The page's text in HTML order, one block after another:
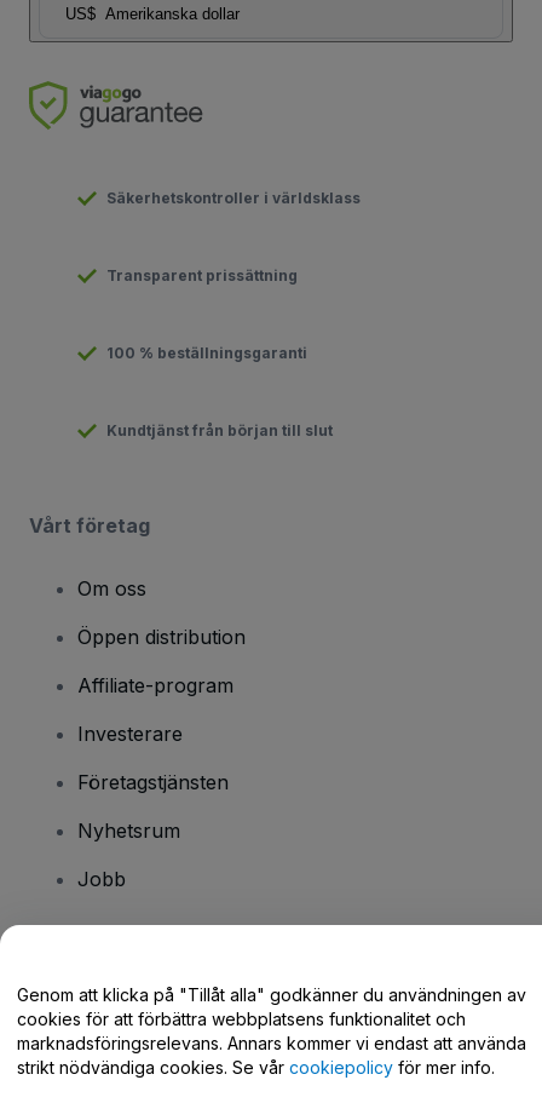
US$ Amerikanska dollar
Säkerhetskontroller i världsklass
Transparent prissättning
100 % beställningsgaranti
Kundtjänst från början till slut
Vårt företag
Om oss
Öppen distribution
Affiliate-program
Investerare
Företagstjänsten
Nyhetsrum
Jobb
Hjälpcenter / Kontakta oss
Genom att klicka på "Tillåt alla" godkänner du användningen av
cookies för att förbättra webbplatsens funktionalitet och
marknadsföringsrelevans. Annars kommer vi endast att använda
strikt nödvändiga cookies. Se vår cookiepolicy för mer info.